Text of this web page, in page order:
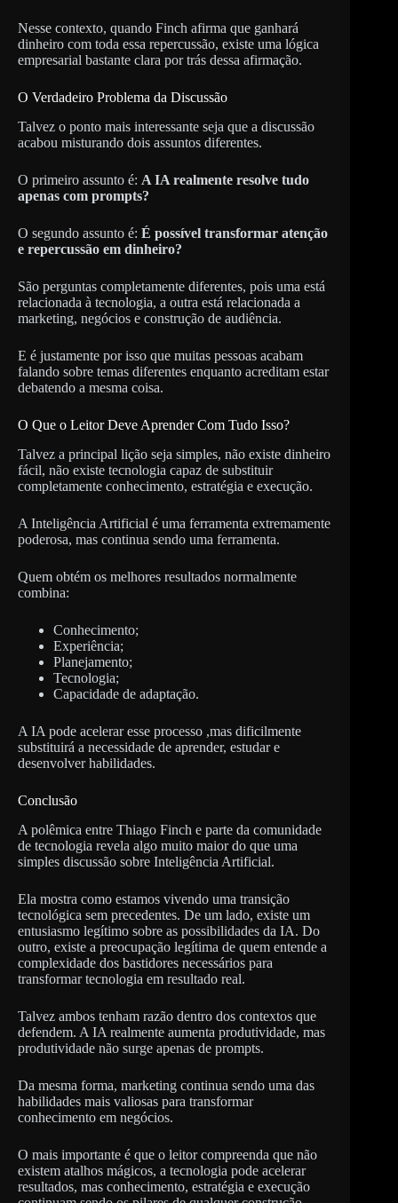
Nesse contexto, quando Finch afirma que ganhará
dinheiro com toda essa repercussão, existe uma lógica
empresarial bastante clara por trás dessa afirmação.
O Verdadeiro Problema da Discussão
Talvez o ponto mais interessante seja que a discussão
acabou misturando dois assuntos diferentes.
O primeiro assunto é: A IA realmente resolve tudo
apenas com prompts?
O segundo assunto é: É possível transformar atenção
e repercussão em dinheiro?
São perguntas completamente diferentes, pois uma está
relacionada à tecnologia, a outra está relacionada a
marketing, negócios e construção de audiência.
E é justamente por isso que muitas pessoas acabam
falando sobre temas diferentes enquanto acreditam estar
debatendo a mesma coisa.
O Que o Leitor Deve Aprender Com Tudo Isso?
Talvez a principal lição seja simples, não existe dinheiro
fácil, não existe tecnologia capaz de substituir
completamente conhecimento, estratégia e execução.
A Inteligência Artificial é uma ferramenta extremamente
poderosa, mas continua sendo uma ferramenta.
Quem obtém os melhores resultados normalmente
combina:
Conhecimento;
Experiência;
Planejamento;
Tecnologia;
Capacidade de adaptação.
A IA pode acelerar esse processo ,mas dificilmente
substituirá a necessidade de aprender, estudar e
desenvolver habilidades.
Conclusão
A polêmica entre Thiago Finch e parte da comunidade
de tecnologia revela algo muito maior do que uma
simples discussão sobre Inteligência Artificial.
Ela mostra como estamos vivendo uma transição
tecnológica sem precedentes. De um lado, existe um
entusiasmo legítimo sobre as possibilidades da IA. Do
outro, existe a preocupação legítima de quem entende a
complexidade dos bastidores necessários para
transformar tecnologia em resultado real.
Talvez ambos tenham razão dentro dos contextos que
defendem. A IA realmente aumenta produtividade, mas
produtividade não surge apenas de prompts.
Da mesma forma, marketing continua sendo uma das
habilidades mais valiosas para transformar
conhecimento em negócios.
O mais importante é que o leitor compreenda que não
existem atalhos mágicos, a tecnologia pode acelerar
resultados, mas conhecimento, estratégia e execução